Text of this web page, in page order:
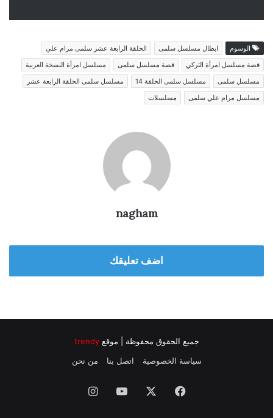
الوسوم ابطال مسلسل سلمى
الحلقة الرابعة عشر سلمى مرام علي
قصة مسلسل امرأة التركي
قصة مسلسل سلمى
مسلسل امرأة النسخة العربية
مسلسل سلمى
مسلسل سلمى الحلقة 14
مسلسل سلمى الحلقة الرابعة عشر
مسلسل مرام علي سلمى
مسلسلات
nagham
اضف تعليقك
جميع الحقوق محفوظة | موقع trendy
سياسة الخصوصية
اتصل بنا من نحن
فيسبوك ‫YouTube